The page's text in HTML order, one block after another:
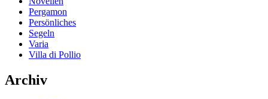
Pergamon
Persönliches
Segeln
Varia
Villa di Pollio
Archiv